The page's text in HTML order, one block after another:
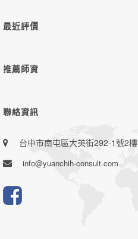
最近評價
推薦師資
聯絡資訊
台中市南屯區大英街292-1號2樓
info@yuanchih-consult.com